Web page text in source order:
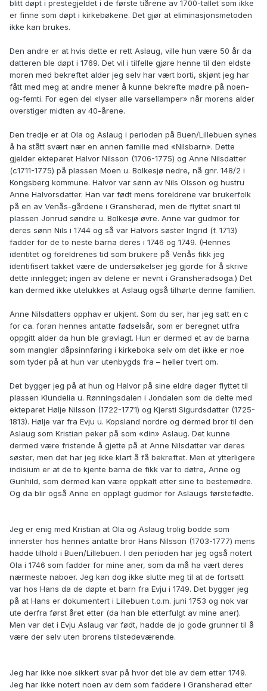
blitt døpt i prestegjeldet i de første tiårene av 1700-tallet som ikke
er finne som døpt i kirkebøkene. Det gjør at eliminasjonsmetoden
ikke kan brukes.
Den andre er at hvis dette er rett Aslaug, ville hun være 50 år da
datteren ble døpt i 1769. Det vil i tilfelle gjøre henne til den eldste
moren med bekreftet alder jeg selv har vært borti, skjønt jeg har
fått med meg at andre mener å kunne bekrefte mødre på noen-
og-femti. For egen del «lyser alle varsellamper» når morens alder
overstiger midten av 40-årene.
Den tredje er at Ola og Aslaug i perioden på Buen/Lillebuen synes
å ha stått svært nær en annen familie med «Nilsbarn». Dette
gjelder ekteparet Halvor Nilsson (1706-1775) og Anne Nilsdatter
(c1711-1775) på plassen Moen u. Bolkesjø nedre, nå gnr. 148/2 i
Kongsberg kommune. Halvor var sønn av Nils Olsson og hustru
Anne Halvorsdatter. Han var født mens foreldrene var brukerfolk
på en av Venås-gårdene i Gransherad, men de flyttet snart til
plassen Jonrud søndre u. Bolkesjø øvre. Anne var gudmor for
deres sønn Nils i 1744 og så var Halvors søster Ingrid (f. 1713)
fadder for de to neste barna deres i 1746 og 1749. (Hennes
identitet og foreldrenes tid som brukere på Venås fikk jeg
identifisert takket være de undersøkelser jeg gjorde for å skrive
dette innlegget; ingen av delene er nevnt i Gransheradsoga.) Det
kan dermed ikke utelukkes at Aslaug også tilhørte denne familien.
Anne Nilsdatters opphav er ukjent. Som du ser, har jeg satt en c
for ca. foran hennes antatte fødselsår, som er beregnet utfra
oppgitt alder da hun ble gravlagt. Hun er dermed et av de barna
som mangler dåpsinnføring i kirkeboka selv om det ikke er noe
som tyder på at hun var utenbygds fra – heller tvert om.
Det bygger jeg på at hun og Halvor på sine eldre dager flyttet til
plassen Klundelia u. Rønningsdalen i Jondalen som de delte med
ekteparet Hølje Nilsson (1722-1771) og Kjersti Sigurdsdatter (1725-
1813). Hølje var fra Evju u. Kopsland nordre og dermed bror til den
Aslaug som Kristian peker på som «din» Aslaug. Det kunne
dermed være fristende å gjette på at Anne Nilsdatter var deres
søster, men det har jeg ikke klart å få bekreftet. Men et ytterligere
indisium er at de to kjente barna de fikk var to døtre, Anne og
Gunhild, som dermed kan være oppkalt etter sine to bestemødre.
Og da blir også Anne en opplagt gudmor for Aslaugs førstefødte.
Jeg er enig med Kristian at Ola og Aslaug trolig bodde som
innerster hos hennes antatte bror Hans Nilsson (1703-1777) mens
hadde tilhold i Buen/Lillebuen. I den perioden har jeg også notert
Ola i 1746 som fadder for mine aner, som da må ha vært deres
nærmeste naboer. Jeg kan dog ikke slutte meg til at de fortsatt
var hos Hans da de døpte et barn fra Evju i 1749. Det bygger jeg
på at Hans er dokumentert i Lillebuen t.o.m. juni 1753 og nok var
ute derfra først året etter (da han ble etterfulgt av mine aner).
Men var det i Evju Aslaug var født, hadde de jo gode grunner til å
være der selv uten brorens tilstedeværende.
Jeg har ikke noe sikkert svar på hvor det ble av dem etter 1749.
Jeg har ikke notert noen av dem som faddere i Gransherad etter